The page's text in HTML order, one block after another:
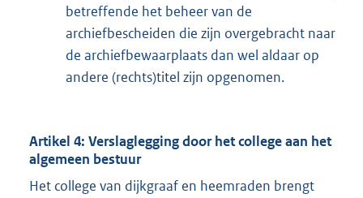
betreffende het beheer van de
archiefbescheiden die zijn overgebracht naar
de archiefbewaarplaats dan wel aldaar op
andere (rechts)titel zijn opgenomen.
Artikel 4: Verslaglegging door het college aan het
algemeen bestuur
Het college van dijkgraaf en heemraden brengt